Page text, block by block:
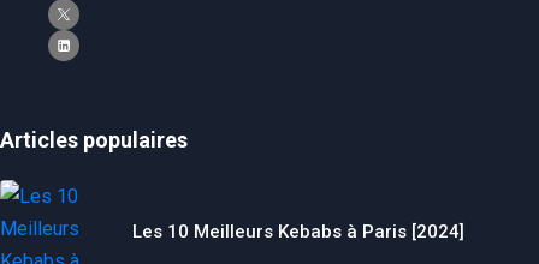
Articles populaires
Les 10 Meilleurs Kebabs à Paris [2024]